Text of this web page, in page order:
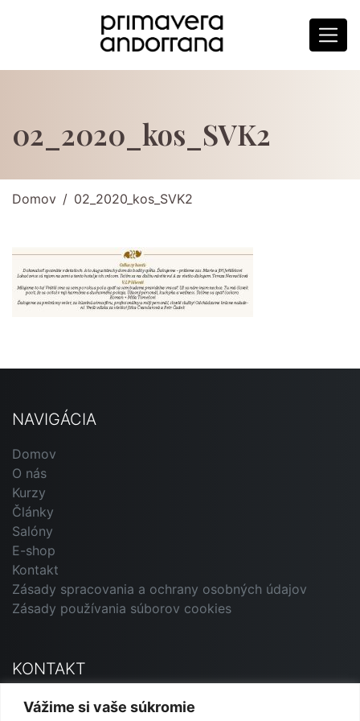
Vážime si vaše súkromie
02_2020_kos_SVK2
Domov 02_2020_kos_SVK2
NAVIGÁCIA
Domov
O nás
Kurzy
Články
Salóny
E-shop
Kontakt
Zásady spracovania a ochrany osobných údajov
Zásady používania súborov cookies
KONTAKT
Primavera Andorrana SK